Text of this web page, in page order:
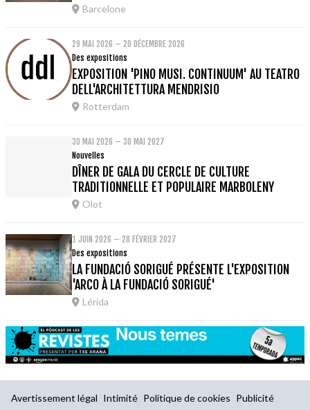
Barcelone
29 MAI 2026 – 20 DÉCEMBRE 2026
Des expositions
EXPOSITION 'PINO MUSI. CONTINUUM' AU TEATRO
DELL'ARCHITETTURA MENDRISIO
Rotterdam
30 MAI 2026 – 30 MAI 2027
Nouvelles
DÎNER DE GALA DU CERCLE DE CULTURE
TRADITIONNELLE ET POPULAIRE MARBOLENY
Olot
1 JUIN 2026 – 28 FÉVRIER 2027
Des expositions
LA FUNDACIÓ SORIGUÉ PRÉSENTE L'EXPOSITION
'ARCO À LA FUNDACIÓ SORIGUÉ'
Lérida
Avertissement légal Intimité Politique de cookies Publicité